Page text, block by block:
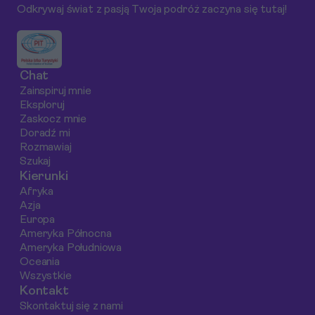
znane, lecz równie
fascynujące budynki,
które ukształtowały
oblicze tego
wyjątkowego miasta.
fantazją. Przygotuj
Odkrywaj świat z pasją Twoja podróż zaczyna się tutaj!
Chat
Zainspiruj mnie
Eksploruj
Zaskocz mnie
Doradź mi
Rozmawiaj
Szukaj
Kierunki
Afryka
Azja
Europa
Ameryka Północna
Ameryka Południowa
Oceania
Wszystkie
Kontakt
Skontaktuj się z nami